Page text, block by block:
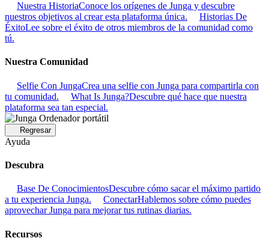
Nuestra HistoriaConoce los orígenes de Junga y descubre
nuestros objetivos al crear esta plataforma única.
Historias De
ÉxitoLee sobre el éxito de otros miembros de la comunidad como
tú.
Nuestra Comunidad
Selfie Con JungaCrea una selfie con Junga para compartirla con
tu comunidad.
What Is Junga?Descubre qué hace que nuestra
plataforma sea tan especial.
Regresar
Ayuda
Descubra
Base De ConocimientosDescubre cómo sacar el máximo partido
a tu experiencia Junga.
ConectarHablemos sobre cómo puedes
aprovechar Junga para mejorar tus rutinas diarias.
Recursos